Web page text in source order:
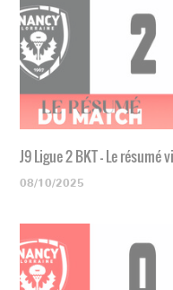
J9 Ligue 2 BKT - Le résumé
08/10/2025